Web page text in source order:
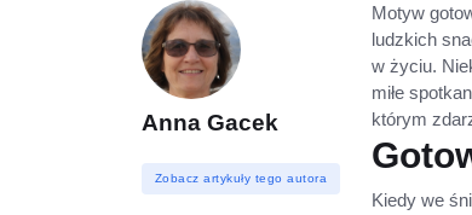
Anna Gacek
Zobacz artykuły tego autora
Motyw
ludzkich
w życiu.
miłe
którym
Kiedy we